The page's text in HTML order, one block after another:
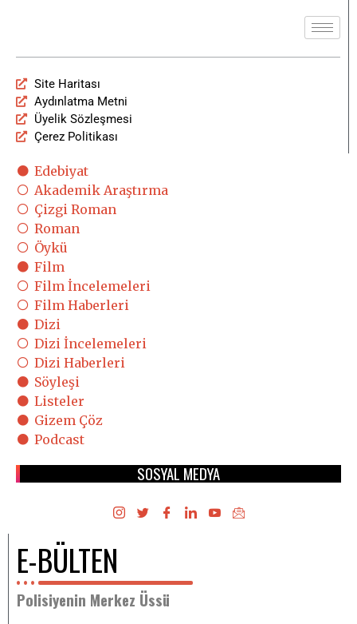
Site Haritası
Aydınlatma Metni
Üyelik Sözleşmesi
Çerez Politikası
Edebiyat
Akademik Araştırma
Çizgi Roman
Roman
Öykü
Film
Film İncelemeleri
Film Haberleri
Dizi
Dizi İncelemeleri
Dizi Haberleri
Söyleşi
Listeler
Gizem Çöz
Podcast
SOSYAL MEDYA
E-BÜLTEN
Polisiyenin Merkez Üssü